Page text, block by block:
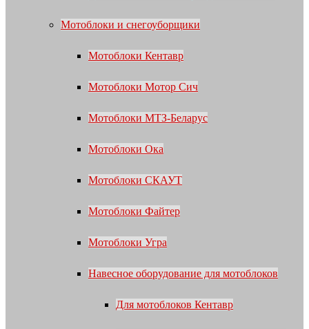
Мотоблоки и снегоуборщики
Мотоблоки Кентавр
Мотоблоки Мотор Сич
Мотоблоки МТЗ-Беларус
Мотоблоки Ока
Мотоблоки СКАУТ
Мотоблоки Файтер
Мотоблоки Угра
Навесное оборудование для мотоблоков
Для мотоблоков Кентавр